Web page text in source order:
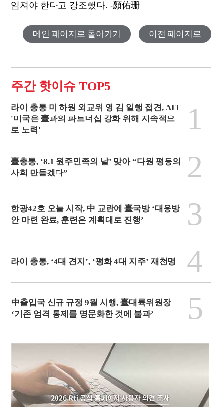
임져야 한다고 강조했다. -顏佑珊
메인 페이지로 돌아가기 이전 페이지로
주간 핫이슈 TOP5
라이 총통 미 하원 외교위 영 김 일행 접견, AIT
'미국은 臺과의 파트너십 강화 위해 지속적으
로 노력'
1
臺총통, ‘8.1 원주민족의 날’ 맞아 “다원 평등의
사회 만들겠다”
2
한광42호 오늘 시작, 中 교란에 臺국방 ‘대응방
안 마련 완료, 훈련은 계획대로 진행’
3
라이 총통, ‘4대 견지’, ‘평화 4대 지주’ 재천명 4
中출입국 신규 규정 9월 시행, 臺대륙위원장
‘기존 엄격 통제를 명문화한 것에 불과’
5